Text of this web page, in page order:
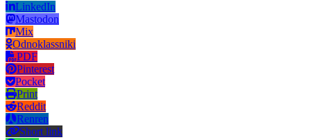
LinkedIn
Mastodon
Mix
Odnoklassniki
PDF
Pinterest
Pocket
Print
Reddit
Renren
Short link